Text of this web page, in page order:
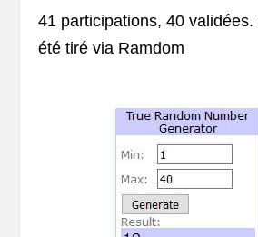
41 participations, 40
été tiré via Ramdom